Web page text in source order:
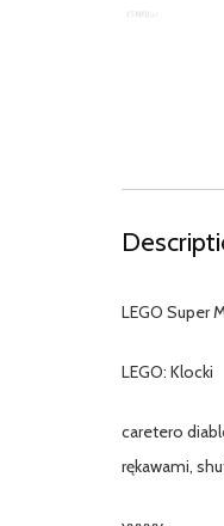
LEGO Super
LEGO: Klocki
caretero
rękawami,